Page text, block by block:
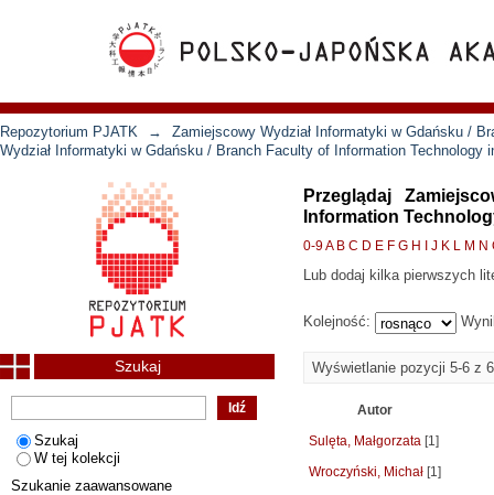
Repozytorium PJATK →
Zamiejscowy Wydział Informatyki w Gdańsku /
Wydział Informatyki w Gdańsku / Branch Faculty of Information Technology
Przeglądaj
Information
0-9A B C D E F G H J K L M N
Lub dodaj kilka pierwszych
Kolejność:
Wyświetlanie pozycji 5-6 z 6
Autor
Sulęta, Małgorzata [1]
Wroczyński, Michał [1]
Szukaj
Szukaj
W tej kolekcji
Szukanie zaawansowane